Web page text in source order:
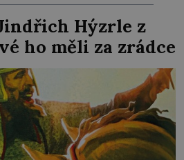
filcovou čapkou, z níž se
Fakt, že jsou těla
dobře zachovalá,
zdejším klimatickým
prosolené písky a
Hýzrle z
ho měli za zrádce